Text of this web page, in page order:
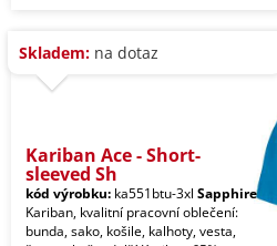
Skladem: na dotaz
Kariban Ace - Short-
sleeved Sh
kód výrobku: ka551btu-3xl Sapphire
Kariban, kvalitní pracovní oblečení:
bunda, sako, košile, kalhoty, vesta,